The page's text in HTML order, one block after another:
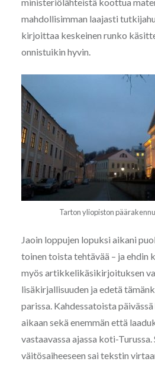
ministeriölähteistä koottua
mahdollisimman laajasti
kirjoittaa keskeinen runko
onnistuikin hyvin.
Tarton yliopiston
Jaoin loppujen lopuksi aikani
toinen toista tehtävää – ja ehdin
myös artikkelikäsikirjoituksen
lisäkirjallisuuden ja edetä
parissa. Kahdessatoista päivässä
aikaan sekä enemmän että
vastaavassa ajassa koti-Turussa.
väitösaiheeseen sai tekstin